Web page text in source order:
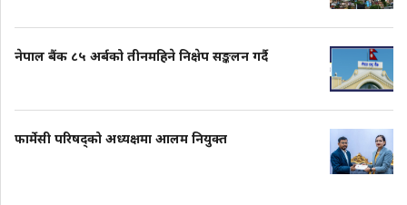
नेपाल बैंक ८५ अर्बको तीनमहिने निक्षेप सङ्कलन गर्दै
फार्मेसी परिषद्को अध्यक्षमा आलम नियुक्त